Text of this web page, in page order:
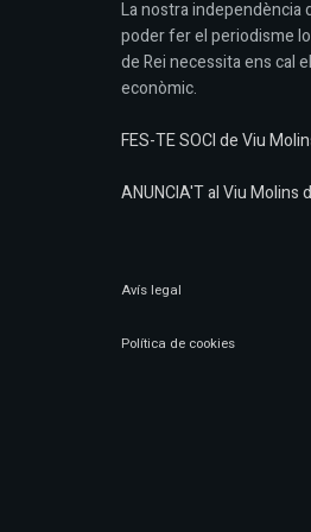
La nostra independència
poder fer el periodisme
de Rei necessita ens cal
econòmic.
FES-TE SOCI de Viu
ANUNCIA'T al Viu Molins
Avís legal
Política de cookies